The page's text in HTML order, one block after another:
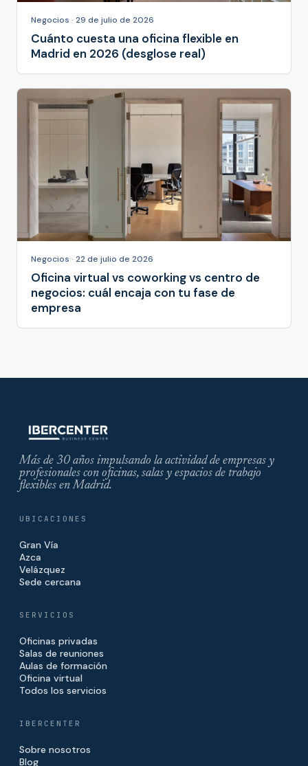
Negocios · 29 de julio de 2026
Cuánto cuesta una oficina flexible en
Madrid en 2026 (desglose real)
Negocios · 22 de julio de 2026
Oficina virtual vs coworking vs centro de
negocios: cuál encaja con tu fase de
empresa
Más de 30 años impulsando la actividad de empresas y
profesionales con oficinas, salas y espacios de trabajo
flexibles en Madrid.
UBICACIONES
Gran Vía
Azca
Velázquez
Sede cercana
SERVICIOS
Oficinas privadas
Salas de reuniones
Aulas de formación
Oficina virtual
Todos los servicios
IBERCENTER
Sobre nosotros
Blog